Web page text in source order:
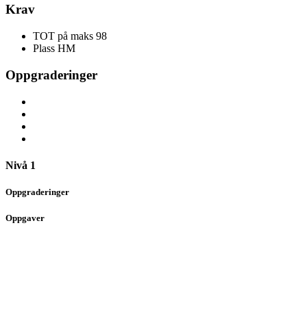
Krav
TOT på maks 98
Plass HM
Oppgraderinger
Nivå 1
Oppgraderinger
Oppgaver